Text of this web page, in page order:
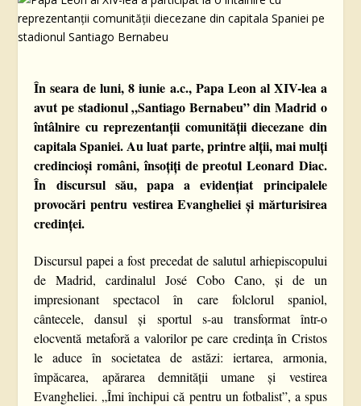
În seara de luni, 8 iunie a.c., Papa Leon al XIV-lea a
avut pe stadionul „Santiago Bernabeu” din Madrid o
întâlnire cu reprezentanții comunității diecezane din
capitala Spaniei. Au luat parte, printre alții, mai mulți
credincioși români, însoțiți de preotul Leonard Diac.
În discursul său, papa a evidențiat principalele
provocări pentru vestirea Evangheliei și mărturisirea
credinței.
Discursul papei a fost precedat de salutul arhiepiscopului
de Madrid, cardinalul José Cobo Cano, și de un
impresionant spectacol în care folclorul spaniol,
cântecele, dansul și sportul s-au transformat într-o
elocventă metaforă a valorilor pe care credința în Cristos
le aduce în societatea de astăzi: iertarea, armonia,
împăcarea, apărarea demnității umane și vestirea
Evangheliei. „Îmi închipui că pentru un fotbalist”, a spus